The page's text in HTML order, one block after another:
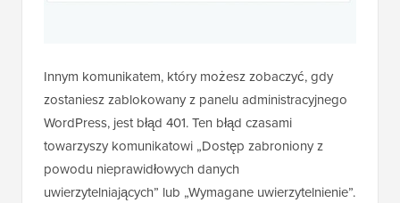
Innym komunikatem, który możesz zobaczyć, gdy
zostaniesz zablokowany z panelu administracyjnego
WordPress, jest błąd 401. Ten błąd czasami
towarzyszy komunikatowi „Dostęp zabroniony z
powodu nieprawidłowych danych
uwierzytelniających” lub „Wymagane uwierzytelnienie”.